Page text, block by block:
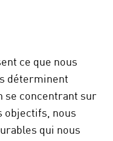
ce que nous
déterminent
se concentrant sur
objectifs, nous
qui nous